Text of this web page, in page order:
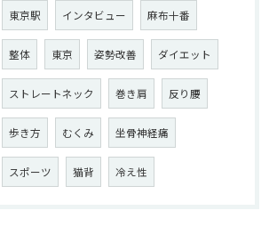
東京駅 インタビュー 麻布十番
整体 東京 姿勢改善 ダイエット
ストレートネック 巻き肩 反り腰
歩き方 むくみ 坐骨神経痛
スポーツ 猫背 冷え性